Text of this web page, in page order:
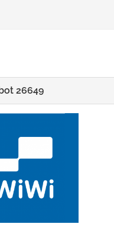
26649